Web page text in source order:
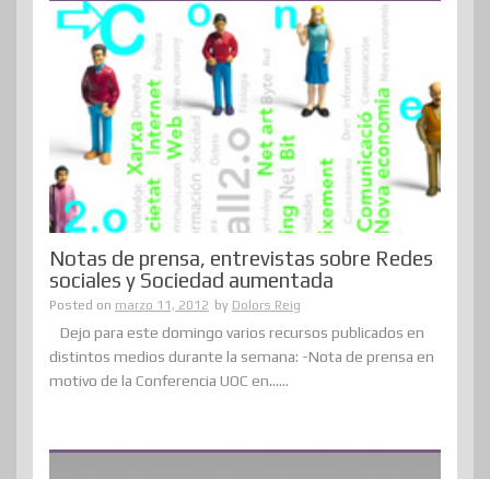
Notas de prensa, entrevistas sobre Redes
sociales y Sociedad aumentada
Posted on marzo 11, 2012 by Dolors Reig
Dejo para este domingo varios recursos publicados en
distintos medios durante la semana: -Nota de prensa en
motivo de la Conferencia UOC en......